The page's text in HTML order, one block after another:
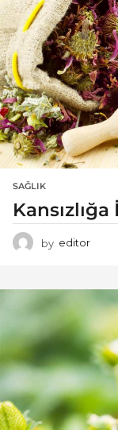
SAĞLIK
by editor